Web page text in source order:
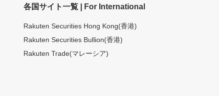
各国サイト一覧 | For International
Rakuten Securities Hong Kong(香港)
Rakuten Securities Bullion(香港)
Rakuten Trade(マレーシア)